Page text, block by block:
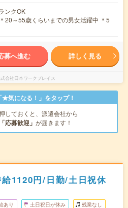
ンクOK
20～55歳くらいまでの男女活躍中 ＊5
募へ進む 詳しく見る
会社日本ワークプレイス
気になる！」をタップ！
しておくと、派遣会社から
「応募歓迎」 が届きます！
1120円/日勤/土日祝休
あり 土日祝日が休み 残業なし